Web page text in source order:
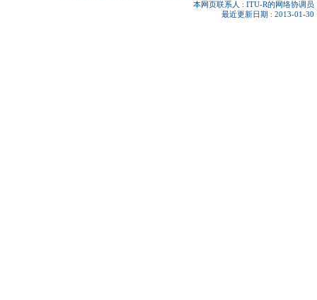
本网页联系人 : ITU-R的网络协调员
最近更新日期 : 2013-01-30